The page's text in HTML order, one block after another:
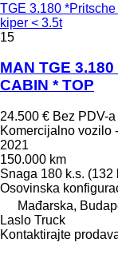
TGE 3.180
kiper < 3.5t
15
MAN TGE
CABIN * TOP
24.500 € Bez PDV-a
Komercijalno vozilo
2021
150.000 km
Snaga 180 k.s. (132
Osovinska
Mađarska,
Laslo Truck
Kontaktirajte